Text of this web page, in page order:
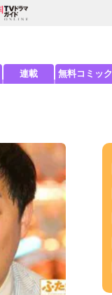
連載 無料コミック